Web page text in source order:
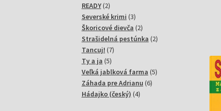
READY 22
produkty
Severské krimi 33
produkty
Škoricové dievča 22
produkty
Strašidelná pestúnka 22
Tancuj! 77
Ty a ja 55
produktov
Veľká jablková farma 55
Záhada pre Adrianu 66
Hádajko (český) 44